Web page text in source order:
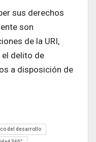
sus derechos
son
de la URI,
el delito de
a disposición de
del desarrollo